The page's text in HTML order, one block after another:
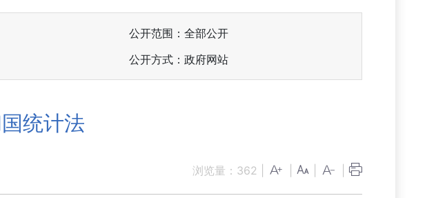
公开范围：全部公开
公开方式：政府网站
统计法
浏览量： 362